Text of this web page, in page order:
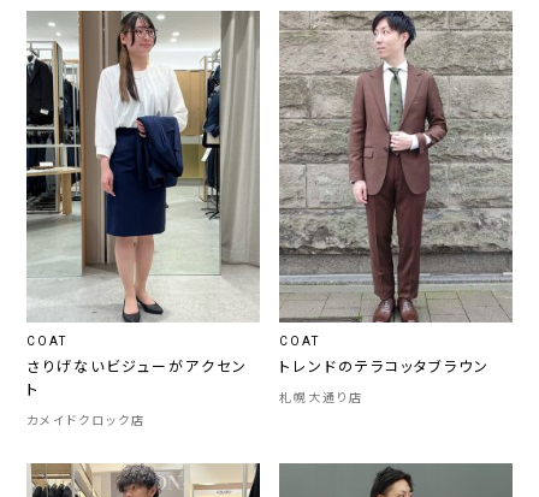
COAT
さりげないビジューがアクセン
ト
カメイドクロック店
COAT
トレンドのテラコッタブラウン
札幌大通り店